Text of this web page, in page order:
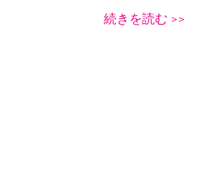
続きを読む >>